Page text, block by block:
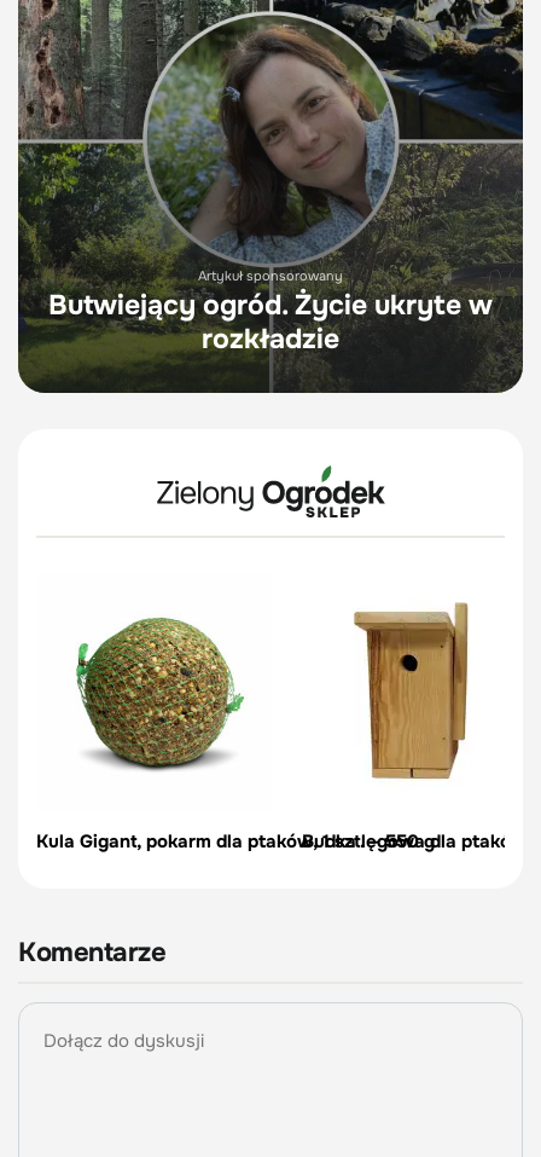
Artykuł sponsorowany
Butwiejący ogród. Życie ukryte w
rozkładzie
Kula Gigant, pokarm dla ptaków, 1 szt. – 550 g
Budka lęgowa dla ptaków
Komentarze